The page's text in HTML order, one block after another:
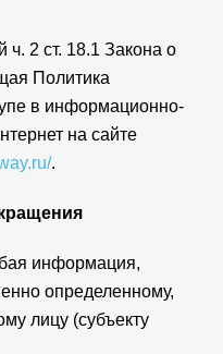
ч. 2 ст. 18.1 Закона о
Политика
в информационно-
на сайте
.
информация,
определенному,
лицу (субъекту